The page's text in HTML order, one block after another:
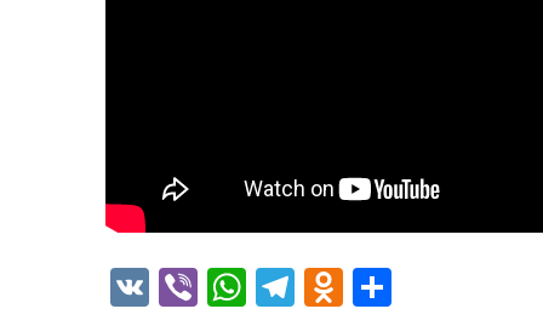
VK ViberWhatsApp
Telegram